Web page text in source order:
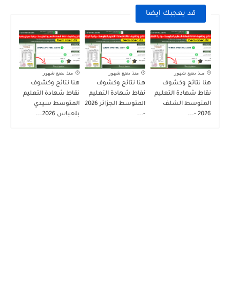
قد يعجبك ايضا
منذ بضع شهور
هنا نتائج وكشوف
نقاط شهادة التعليم
المتوسط الشلف
2026 -...
منذ بضع شهور
هنا نتائج وكشوف
نقاط شهادة التعليم
المتوسط الجزائر 2026
-...
منذ بضع شهور
هنا نتائج وكشوف
نقاط شهادة التعليم
المتوسط سيدي
بلعباس 2026...